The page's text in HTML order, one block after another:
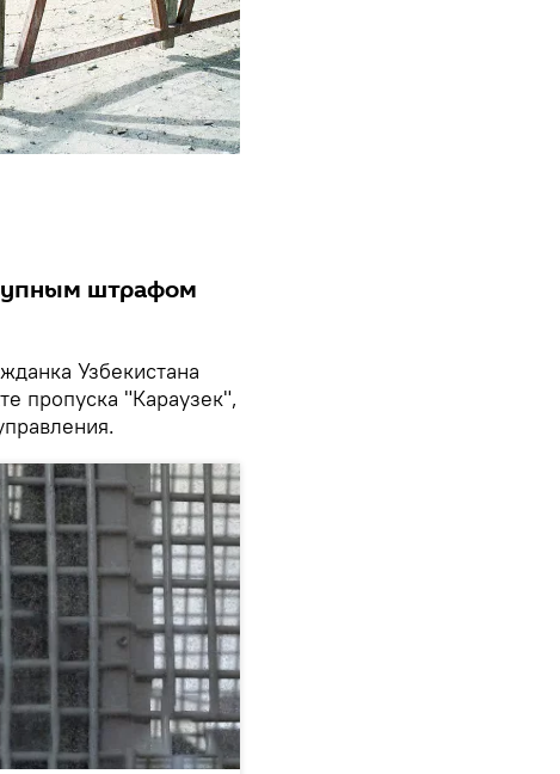
штрафом
Узбекистана
пропуска "Караузек",